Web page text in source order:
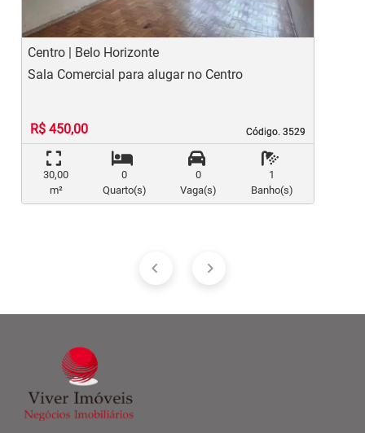
Centro | Belo Horizonte
Código. 3529
Código. 3529
Sala Comercial para alugar no Centro
R$ 450,00
30,00
m²
0
Quarto(s)
0
Vaga(s)
1
Banho(s)